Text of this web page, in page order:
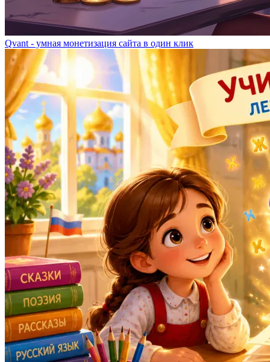
Qvant - умная монетизация сайта в один клик